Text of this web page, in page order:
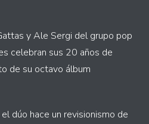
y Ale Sergi del grupo pop
celebran sus 20 años de
de su octavo álbum
dúo hace un revisionismo de